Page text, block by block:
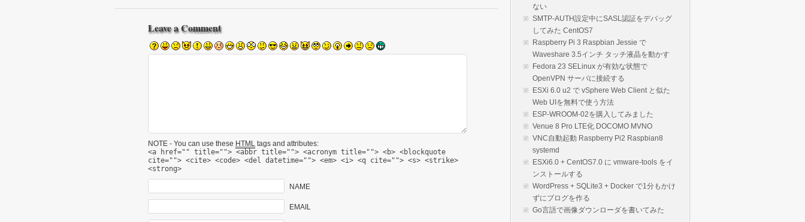
Leave a Comment
NOTE - You can use these HTML tags and attributes:
<a href="" title=""> <abbr title=""> <acronym title=""> <b> <blockquote
cite=""> <cite> <code> <del datetime=""> <em> <i> <q cite=""> <s> <strike>
<strong>
NAME
EMAIL
ない
SMTP-AUTH設定中にSASL認証をデバッグ
してみた CentOS7
Raspberry Pi 3 Raspbian Jessie で
Waveshare 3.5インチ タッチ液晶を動かす
Fedora 23 SELinux が有効な状態で
OpenVPN サーバに接続する
ESXi 6.0 u2 で vSphere Web Client と似た
Web UIを無料で使う方法
ESP-WROOM-02を購入してみました
Venue 8 Pro LTE化 DOCOMO MVNO
VNC自動起動 Raspberry Pi2 Raspbian8
systemd
ESXi6.0 + CentOS7.0 に vmware-tools をイ
ンストールする
WordPress + SQLite3 + Docker で1分もかけ
ずにブログを作る
Go言語で画像ダウンローダを書いてみた